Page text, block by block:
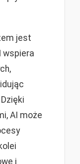
jest
wspiera
AI może
i